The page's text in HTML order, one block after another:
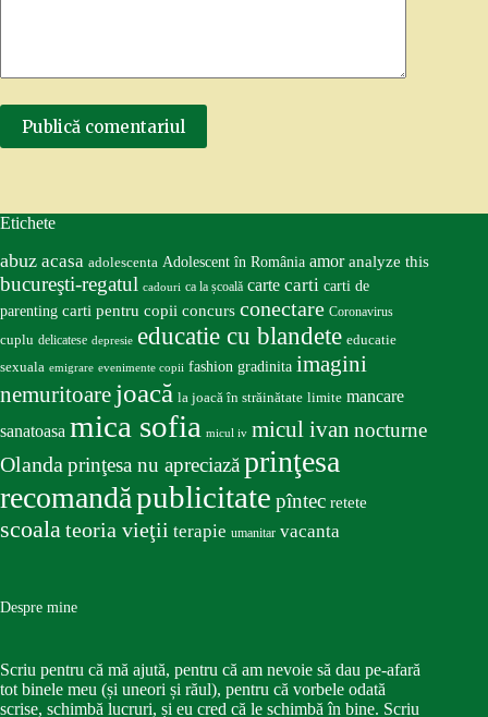
Publică comentariul
Etichete
abuz acasa adolescenta Adolescent în România amor analyze this
bucureşti-regatul cadouri ca la școală carte carti carti de
parenting carti pentru copii concurs conectare Coronavirus
cuplu delicatese depresie educatie cu blandete educatie
sexuala emigrare evenimente copii fashion gradinita imagini
nemuritoare joacă la joacă în străinătate limite mancare
sanatoasa mica sofia micul iv micul ivan nocturne
Olandaprinţesa nu apreciazăprinţesa
recomandăpublicitate pîntec retete
scoalateoria vieţii terapie umanitar vacanta
Despre mine
Scriu pentru că mă ajută, pentru că am nevoie să dau pe-afară
tot binele meu (și uneori și răul), pentru că vorbele odată
scrise, schimbă lucruri, și eu cred că le schimbă în bine. Scriu